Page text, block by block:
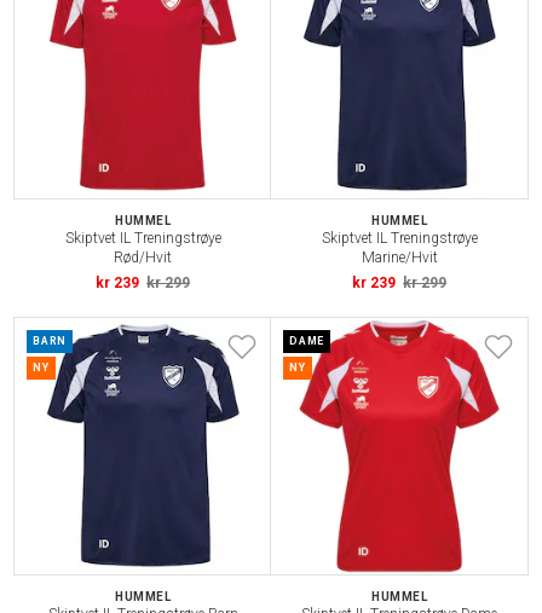
HUMMEL
Skiptvet IL Treningstrøye
Rød/Hvit
kr 239 kr 299
HUMMEL
Skiptvet IL Treningstrøye
Marine/Hvit
kr 239 kr 299
BARN
NY
HUMMEL
DAME
NY
HUMMEL